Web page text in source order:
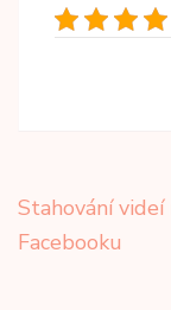
Navigace
pro
Stahování videí
Facebooku